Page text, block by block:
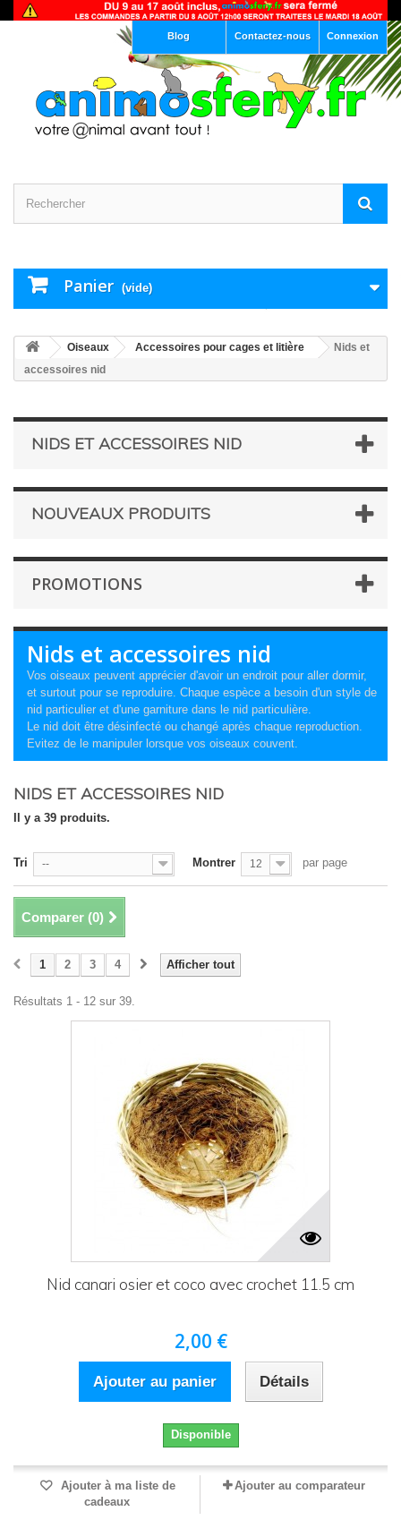
Connexion
Contactez-nous
Blog
Panier (vide)
Oiseaux Accessoires pour cages et litière
Nids et
accessoires nid
NIDS ET ACCESSOIRES NID
NOUVEAUX PRODUITS
PROMOTIONS
Nids et accessoires nid
Vos oiseaux peuvent apprécier d'avoir un endroit pour aller dormir,
et surtout pour se reproduire. Chaque espèce a besoin d'un style de
nid particulier et d'une garniture dans le nid particulière.
Le nid doit être désinfecté ou changé après chaque reproduction.
Evitez de le manipuler lorsque vos oiseaux couvent.
NIDS ET ACCESSOIRES NID
Il y a 39 produits.
Tri -- Montrer 12 par page
Comparer (0)
Afficher tout
1 2 3 4
Résultats 1 - 12 sur 39.
Nid canari osier et coco avec crochet 11.5 cm
2,00 €
Ajouter au panier Détails
Disponible
Ajouter à ma liste de
cadeaux
Ajouter au comparateur